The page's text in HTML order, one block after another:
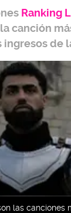
Ranking L
canción
ingresos de
las canciones